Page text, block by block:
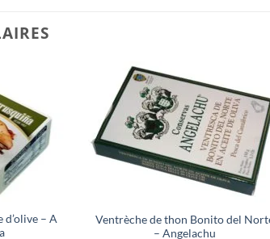
d’olive – A
Ventrèche de thon Bonito del
– Angelachu